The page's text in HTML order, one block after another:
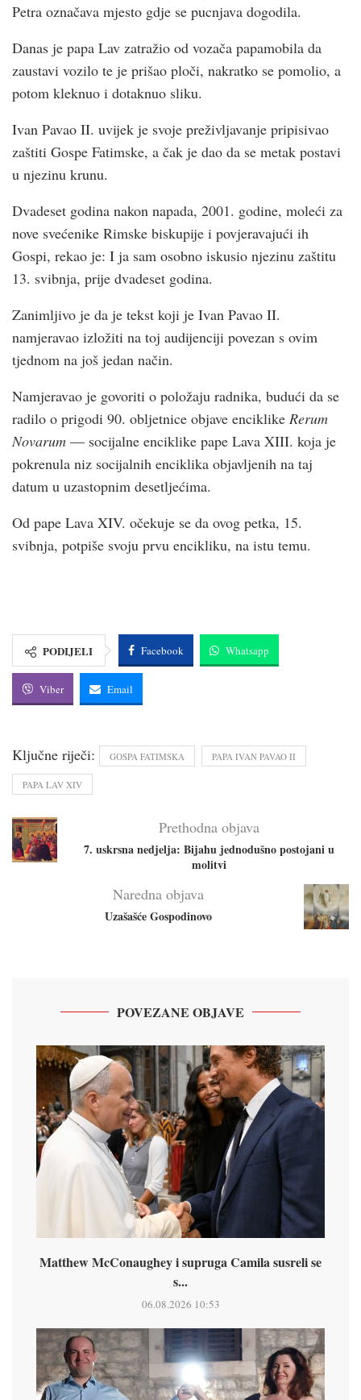
Petra označava mjesto gdje se pucnjava dogodila.
Danas je papa Lav zatražio od vozača papamobila da
zaustavi vozilo te je prišao ploči, nakratko se pomolio, a
potom kleknuo i dotaknuo sliku.
Ivan Pavao II. uvijek je svoje preživljavanje pripisivao
zaštiti Gospe Fatimske, a čak je dao da se metak postavi
u njezinu krunu.
Dvadeset godina nakon napada, 2001. godine, moleći za
nove svećenike Rimske biskupije i povjeravajući ih
Gospi, rekao je: I ja sam osobno iskusio njezinu zaštitu
13. svibnja, prije dvadeset godina.
Zanimljivo je da je tekst koji je Ivan Pavao II.
namjeravao izložiti na toj audijenciji povezan s ovim
tjednom na još jedan način.
Namjeravao je govoriti o položaju radnika, budući da se
radilo o prigodi 90. obljetnice objave enciklike Rerum
Novarum — socijalne enciklike pape Lava XIII. koja je
pokrenula niz socijalnih enciklika objavljenih na taj
datum u uzastopnim desetljećima.
Od pape Lava XIV. očekuje se da ovog petka, 15.
svibnja, potpiše svoju prvu encikliku, na istu temu.
PODIJELI Facebook Whatsapp
Viber Email
Ključne riječi: GOSPA FATIMSKA PAPA IVAN PAVAO II
PAPA LAV XIV
Prethodna objava
7. uskrsna nedjelja: Bijahu jednodušno postojani u
molitvi
Naredna objava
Uzašašće Gospodinovo
POVEZANE OBJAVE
Matthew McConaughey i supruga Camila susreli se
s...
06.08.2026 10:53